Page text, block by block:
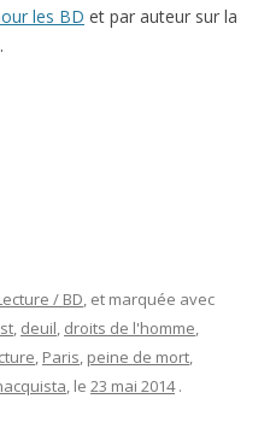
les BD et par auteur sur la
/ BD, et marquée avec
, deuil, droits de l'homme,
, Paris, peine de mort,
, le 23 mai 2014 .